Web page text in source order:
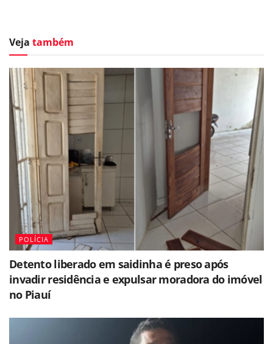
Veja também
POLÍCIA
Detento liberado em saidinha é preso após
invadir residência e expulsar moradora do imóvel
no Piauí